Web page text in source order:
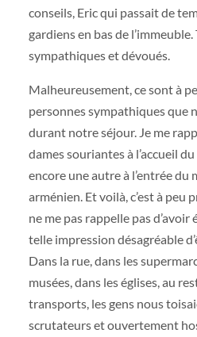
conseils, Eric qui passait de
gardiens en bas de
sympathiques et dévoués.
Malheureusement, ce sont à
personnes sympathiques que
durant notre séjour. Je me
dames souriantes à l’accueil
encore une autre à l’entrée du
arménien. Et voilà, c’est à peu
ne me pas rappelle pas
telle impression désagréable
Dans la rue, dans les
musées, dans les églises, au
transports, les gens nous
scrutateurs et ouvertement